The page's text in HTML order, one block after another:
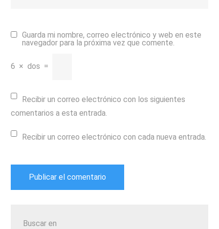
Guarda mi nombre, correo electrónico y web en este
navegador para la próxima vez que comente.
6 × dos =
Recibir un correo electrónico con los siguientes
comentarios a esta entrada.
Recibir un correo electrónico con cada nueva entrada.
Buscar en